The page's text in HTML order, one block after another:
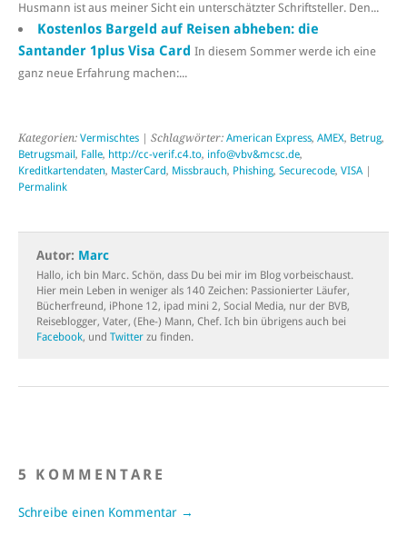
Husmann ist aus meiner Sicht ein unterschätzter Schriftsteller. Den...
Kostenlos Bargeld auf Reisen abheben: die
Santander 1plus Visa Card In diesem Sommer werde ich eine
ganz neue Erfahrung machen:...
Kategorien: Vermischtes | Schlagwörter: American Express, AMEX, Betrug,
Betrugsmail, Falle, http://cc-verif.c4.to, info@vbv&mcsc.de,
Kreditkartendaten, MasterCard, Missbrauch, Phishing, Securecode, VISA |
Permalink
Autor: Marc
Hallo, ich bin Marc. Schön, dass Du bei mir im Blog vorbeischaust.
Hier mein Leben in weniger als 140 Zeichen: Passionierter Läufer,
Bücherfreund, iPhone 12, ipad mini 2, Social Media, nur der BVB,
Reiseblogger, Vater, (Ehe-) Mann, Chef. Ich bin übrigens auch bei
Facebook, und Twitter zu finden.
5 KOMMENTARE
Schreibe einen Kommentar →